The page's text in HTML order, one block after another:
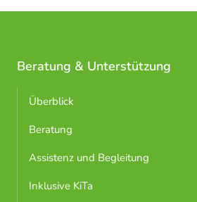
Beratung & Unterstützung
Überblick
Beratung
Assistenz und Begleitung
Inklusive KiTa